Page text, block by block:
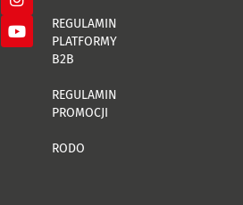
REGULAMIN
PLATFORMY
B2B
REGULAMIN
PROMOCJI
RODO